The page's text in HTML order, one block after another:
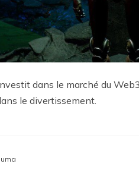
dans le marché du
le divertissement.